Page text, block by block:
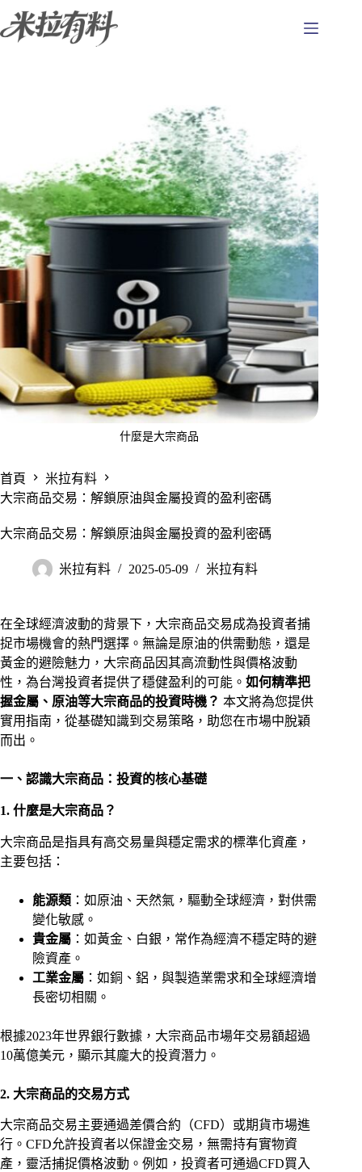
至
什麼是大宗商品
首頁
米拉有料
大宗商品交易：解鎖原油與金屬投資的盈利密碼
大宗商品交易：解鎖原油與金屬投資的盈利密碼
米拉有料 2025-05-09 米拉有料
在全球經濟波動的背景下，大宗商品交易成為投資者捕
捉市場機會的熱門選擇。無論是原油的供需動態，還是
黃金的避險魅力，大宗商品因其高流動性與價格波動
性，為台灣投資者提供了穩健盈利的可能。 如何精準把
握金屬、原油等大宗商品的投資時機？ 本文將為您提供
實用指南，從基礎知識到交易策略，助您在市場中脫穎
而出。
一、認識大宗商品：投資的核心基礎
1. 什麼是大宗商品？
大宗商品是指具有高交易量與穩定需求的標準化資產，
主要包括：
能源類 ：如原油、天然氣，驅動全球經濟，對供需
變化敏感。
貴金屬 ：如黃金、白銀，常作為經濟不穩定時的避
險資產。
工業金屬 ：如銅、鋁，與製造業需求和全球經濟增
長密切相關。
根據2023年世界銀行數據，大宗商品市場年交易額超過
10萬億美元，顯示其龐大的投資潛力。
2. 大宗商品的交易方式
大宗商品交易主要通過差價合約（CFD）或期貨市場進
行。CFD允許投資者以保證金交易，無需持有實物資
產，靈活捕捉價格波動。例如，投資者可通過CFD買入